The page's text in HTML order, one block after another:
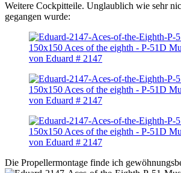
Weitere Cockpitteile. Unglaublich wie sehr
gegangen wurde:
Die Propellermontage finde ich